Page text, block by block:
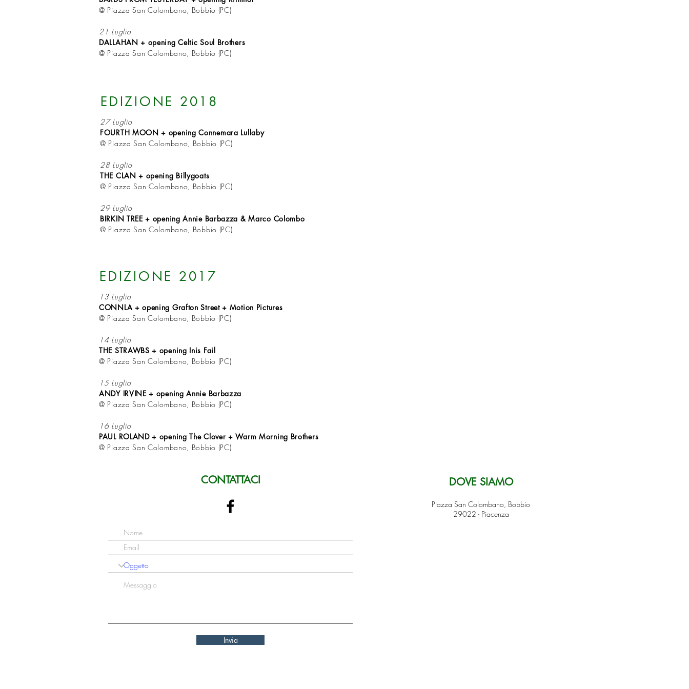
@ Piazza San Colombano, Bobbio (PC)
21 Luglio
DALLAHAN + opening Celtic Soul Brothers
@ Piazza San Colombano, Bobbio (PC)
EDIZIONE 2018
27 Luglio
FOURTH MOON + opening Connemara Lullaby
@ Piazza San Colombano, Bobbio (PC)
28 Luglio
THE CLAN + opening Billygoats
@ Piazza San Colombano, Bobbio (PC)
29 Luglio
BIRKIN TREE + opening Annie Barbazza & Marco Colombo
@ Piazza San Colombano, Bobbio (PC)
EDIZIONE 2017
13 Luglio
CONNLA + opening Grafton Street + Motion Pictures
@ Piazza San Colombano, Bobbio (PC)
14 Luglio
THE STRAWBS + opening Inis Fail
@ Piazza San Colombano, Bobbio (PC)
15 Luglio
ANDY IRVINE + opening Annie Barbazza
@ Piazza San Colombano, Bobbio (PC)
16 Luglio
PAUL ROLAND + opening The Clover + Warm Morning Brothers
@ Piazza San Colombano, Bobbio (PC)
DOVE SIAMO
Piazza San Colombano, Bobbio
29022 - Piacenza
CONTATTACI
Invia